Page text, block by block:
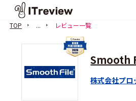
TOP ... レビュー一覧
Smooth
株式会社プロ